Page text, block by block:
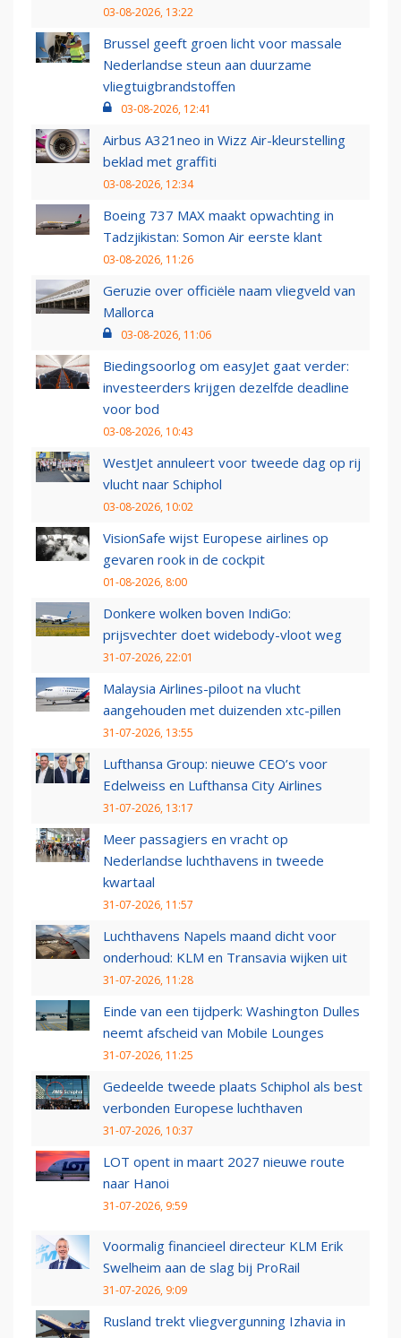
03-08-2026, 13:22
Brussel geeft groen licht voor massale
Nederlandse steun aan duurzame
vliegtuigbrandstoffen
03-08-2026, 12:41
Airbus A321neo in Wizz Air-kleurstelling
beklad met graffiti
03-08-2026, 12:34
Boeing 737 MAX maakt opwachting in
Tadzjikistan: Somon Air eerste klant
03-08-2026, 11:26
Geruzie over officiële naam vliegveld van
Mallorca
03-08-2026, 11:06
Biedingsoorlog om easyJet gaat verder:
investeerders krijgen dezelfde deadline
voor bod
03-08-2026, 10:43
WestJet annuleert voor tweede dag op rij
vlucht naar Schiphol
03-08-2026, 10:02
VisionSafe wijst Europese airlines op
gevaren rook in de cockpit
01-08-2026, 8:00
Donkere wolken boven IndiGo:
prijsvechter doet widebody-vloot weg
31-07-2026, 22:01
Malaysia Airlines-piloot na vlucht
aangehouden met duizenden xtc-pillen
31-07-2026, 13:55
Lufthansa Group: nieuwe CEO’s voor
Edelweiss en Lufthansa City Airlines
31-07-2026, 13:17
Meer passagiers en vracht op
Nederlandse luchthavens in tweede
kwartaal
31-07-2026, 11:57
Luchthavens Napels maand dicht voor
onderhoud: KLM en Transavia wijken uit
31-07-2026, 11:28
Einde van een tijdperk: Washington Dulles
neemt afscheid van Mobile Lounges
31-07-2026, 11:25
Gedeelde tweede plaats Schiphol als best
verbonden Europese luchthaven
31-07-2026, 10:37
LOT opent in maart 2027 nieuwe route
naar Hanoi
31-07-2026, 9:59
Voormalig financieel directeur KLM Erik
Swelheim aan de slag bij ProRail
31-07-2026, 9:09
Rusland trekt vliegvergunning Izhavia in